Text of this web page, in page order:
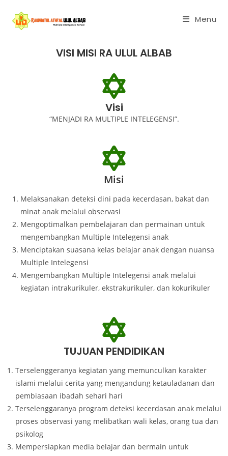
Menu
VISI MISI RA ULUL ALBAB
Visi
“MENJADI RA MULTIPLE INTELEGENSI”.
Misi
Melaksanakan deteksi dini pada kecerdasan, bakat dan
minat anak melalui observasi
Mengoptimalkan pembelajaran dan permainan untuk
mengembangkan Multiple Intelegensi anak
Menciptakan suasana kelas belajar anak dengan nuansa
Multiple Intelegensi
Mengembangkan Multiple Intelegensi anak melalui
kegiatan intrakurikuler, ekstrakurikuler, dan kokurikuler
TUJUAN PENDIDIKAN
Terselenggeranya kegiatan yang memunculkan karakter
islami melalui cerita yang mengandung ketauladanan dan
pembiasaan ibadah sehari hari
Terselenggaranya program deteksi kecerdasan anak melalui
proses observasi yang melibatkan wali kelas, orang tua dan
psikolog
Mempersiapkan media belajar dan bermain untuk